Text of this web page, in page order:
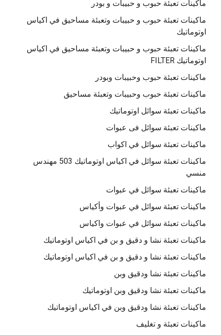
ماكينات تعبئة حبوب و حبيبات و بودر
ماكينات تعبئة حبوب و حبيبات وتعبئة مساحيق في اكياس
اوتوماتيك
ماكينات تعبئة حبوب و حبيبات وتعبئة مساحيق في اكياس
اوتوماتيك FILTER
ماكينات تعبئة حبوب وحبيبات وبودر
ماكينات تعبئة حبوب وحبيبات وتعبئة مساحيق
ماكينات تعبئة سوائل اوتوماتيك
ماكينات تعبئة سوائل فى عبوات
ماكينات تعبئة سوائل في اكواب
ماكينات تعبئة سوائل في اكياس اوتوماتيك 503 مهندس
منسي
ماكينات تعبئة سوائل في عبوات
ماكينات تعبئة سوائل في عبوات وأكياس
ماكينات تعبئة سوائل في عبوات واكياس
ماكينات تعبئة نشا و دقيق و بن في اكياس اوتوماتيك
ماكينات تعبئة نشا و دقيق و بن في اكياس اوتوماتيك
ماكينات تعبئة نشا ودقيق وبن
ماكينات تعبئة نشا ودقيق وبن اوتوماتيك
ماكينات تعبئة نشا ودقيق وبن في اكياس اوتوماتيك
ماكينات تعبئة و تغليف